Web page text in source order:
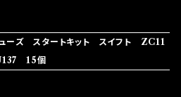
の効果は、タウンユースだけでなく、
ポーツシーンでの実証実験の上、 製
ております。
カルヒューズになります。 ◇マジカル
効果 マジカルヒューズは放電防止効
低減効果により、このような効果を
各回路への電力供給を行っています。
ューズには拭い去れない欠点があり
ーズ スタートキット スイフト ZC11
15個